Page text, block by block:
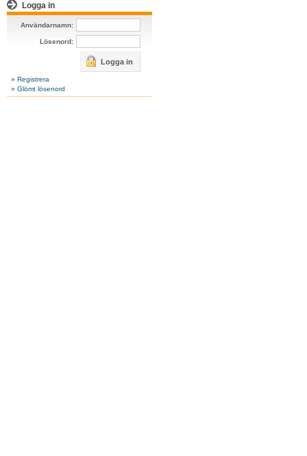
Logga in
Användarnamn:
Lösenord:
Logga in
» Registrera
» Glömt lösenord